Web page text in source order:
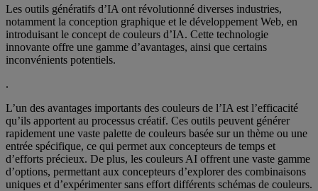
Les outils génératifs d’IA ont révolutionné diverses industries,
notamment la conception graphique et le développement Web, en
introduisant le concept de couleurs d’IA. Cette technologie
innovante offre une gamme d’avantages, ainsi que certains
inconvénients potentiels.
.
L’un des avantages importants des couleurs de l’IA est l’efficacité
qu’ils apportent au processus créatif. Ces outils peuvent générer
rapidement une vaste palette de couleurs basée sur un thème ou une
entrée spécifique, ce qui permet aux concepteurs de temps et
d’efforts précieux. De plus, les couleurs AI offrent une vaste gamme
d’options, permettant aux concepteurs d’explorer des combinaisons
uniques et d’expérimenter sans effort différents schémas de couleurs.